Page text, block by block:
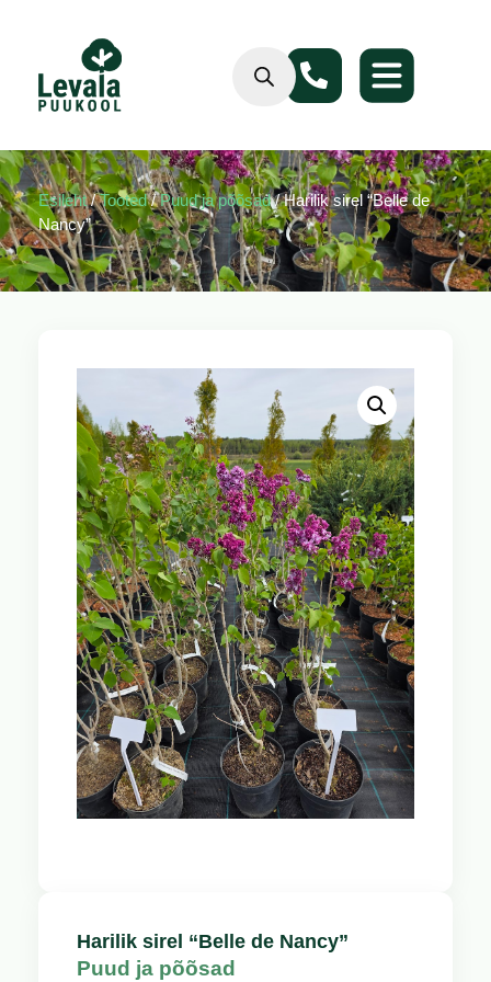
Esileht/Tooted/Puud ja põõsad/ Harilik sirel “Belle de
Nancy”
Harilik sirel “Belle de Nancy”
Puud ja põõsad